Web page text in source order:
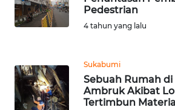
Pedestrian
4 tahun yang lalu
Sukabumi
Sebuah Rumah
Ambruk Akibat
Tertimbun Material
WN
MALUKU
MALUT
WN